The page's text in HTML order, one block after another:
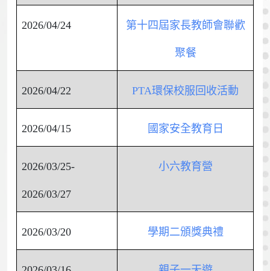
2026/04/24 第十四屆家長教師會聯歡
聚餐
2026/04/22 PTA環保校服回收活動
2026/04/15 國家安全教育日
2026/03/25-
2026/03/27
小六教育營
2026/03/20 學期二頒獎典禮